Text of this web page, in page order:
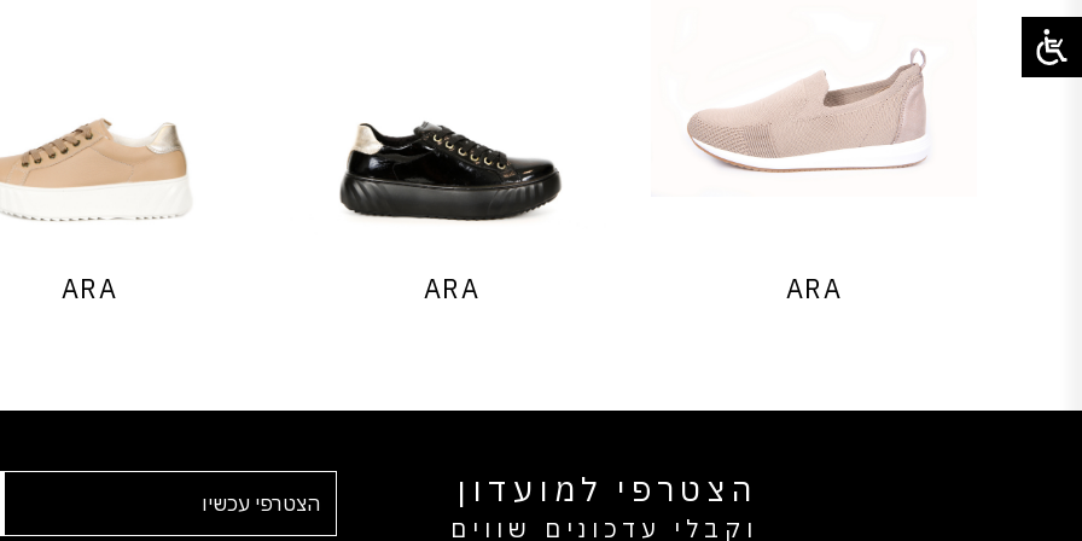
ARA
ARA
ARA
הצטרפי למועדון
וקבלי עדכונים שווים